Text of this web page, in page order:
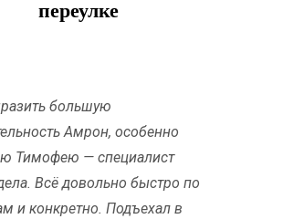
переулке
большую
Амрон, особенно
Тимофею — специалист
Всё довольно быстро по
и конкретно. Подъехал в